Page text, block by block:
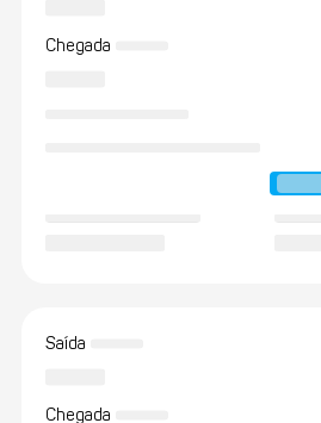
Chegada
Saída
Chegada